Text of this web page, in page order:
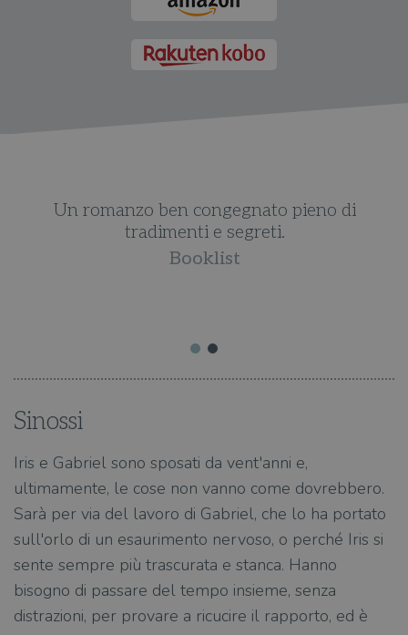
Un romanzo ben congegnato pieno di
tradimenti e segreti.
Booklist
Sinossi
Iris e Gabriel sono sposati da vent'anni e,
ultimamente, le cose non vanno come dovrebbero.
Sarà per via del lavoro di Gabriel, che lo ha portato
sull'orlo di un esaurimento nervoso, o perché Iris si
sente sempre più trascurata e stanca. Hanno
bisogno di passare del tempo insieme, senza
distrazioni, per provare a ricucire il rapporto, ed è